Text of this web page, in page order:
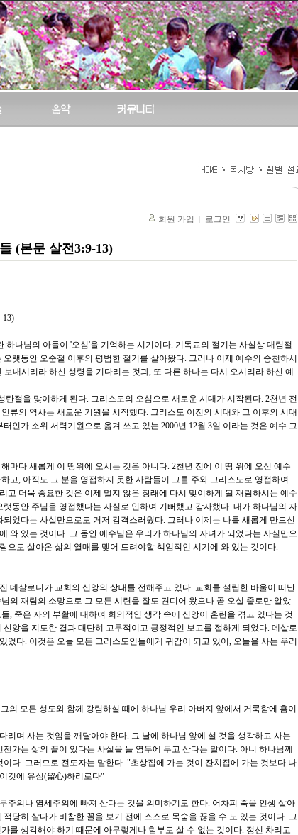
회원 가입 로그인
(본문 살전3:9-13)
13)
나님의 아들이 '오심'을 기억하는 시기이다. 기독교의 절기는 사실상 대림절
랫동안 오순절 이후의 평범한 절기를 살아왔다. 그러나 이제 예수의 승천하시
내시리라 하신 성령을 기다리는 것과, 또 다른 하나는 다시 오시리라 하신 예
탄절을 맞이하게 된다. 그리스도의 오심으로 새로운 시대가 시작된다. 2천년 전
류의 역사는 새로운 기원을 시작했다. 그리스도 이전의 시대와 그 이후의 시대
인가 소위 서력기원으로 옮겨 쓰고 있는 2000년 12월 3일 이라는 것은 예수 그
마다 새롭게 이 땅위에 오시는 것은 아니다. 2천년 전에 이 땅 위에 오신 예수
고, 아직도 그 분을 영접하지 못한 사람들이 그를 주와 그리스도로 영접하여
고 더욱 중요한 것은 이제 멀지 않은 장래에 다시 맞이하게 될 재림하시는 예수
동안 주님을 영접했다는 사실로 인하여 기뻐했고 감사했다. 내가 하나님의 자
었다는 사실만으로도 거저 감격스러웠다. 그러나 이제는 나를 새롭게 만드신
와 있는 것이다. 그 동안 예수님은 우리가 하나님의 자녀가 되었다는 사실만으
으로 살아온 삶의 열매를 맺어 드려야할 책임적인 시기에 와 있는 것이다.
데살로니가 교회의 신앙의 상태를 전해주고 있다. 교회를 설립한 바울이 떠난
의 재림의 소망으로 그 모든 시련을 잘도 견디어 왔으나 곧 오실 줄로만 알았
, 죽은 자의 부활에 대하여 회의적인 생각 속에 신앙이 혼란을 겪고 있다는 것
앙을 지도한 결과 대단히 고무적이고 긍정적인 보고를 접하게 되었다. 데살로
었다. 이것은 오늘 모든 그리스도인들에게 귀감이 되고 있어, 오늘을 사는 우리
의 모든 성도와 함께 강림하실 때에 하나님 우리 아버지 앞에서 거룩함에 흠이
리며 사는 것임을 깨달아야 한다. 그 날에 하나님 앞에 설 것을 생각하고 사는
가는 삶의 끝이 있다는 사실을 늘 염두에 두고 산다는 말이다. 아니 하나님께
다. 그러므로 전도자는 말한다. "초상집에 가는 것이 잔치집에 가는 것보다 나
것에 유심(留心)하리로다"
주의나 염세주의에 빠져 산다는 것을 의미하기도 한다. 어차피 죽을 인생 살아
당히 살다가 비참한 꼴을 보기 전에 스스로 목숨을 끊을 수 도 있는 것이다. 그
를 생각해야 하기 때문에 아무렇게나 함부로 살 수 없는 것이다. 정신 차리고